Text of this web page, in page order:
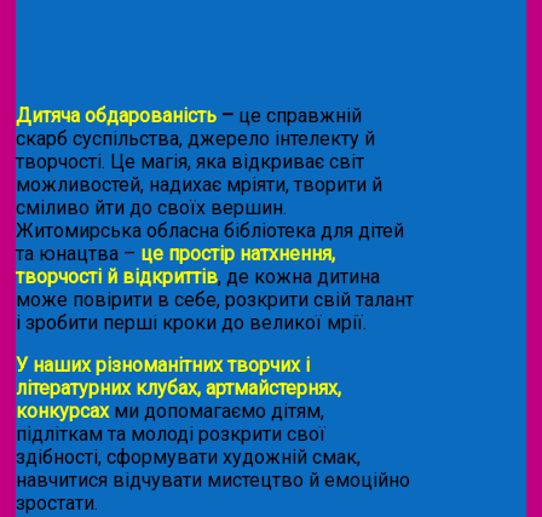
Дитяча обдарованість – це справжній
скарб суспільства, джерело інтелекту й
творчості. Це магія, яка відкриває світ
можливостей, надихає мріяти, творити й
сміливо йти до своїх вершин.
Житомирська обласна бібліотека для дітей
та юнацтва – це простір натхнення,
творчості й відкриттів, де кожна дитина
може повірити в себе, розкрити свій талант
і зробити перші кроки до великої мрії.
У наших різноманітних творчих і
літературних клубах, артмайстернях,
конкурсахми допомагаємо дітям,
підліткам та молоді розкрити свої
здібності, сформувати художній смак,
навчитися відчувати мистецтво й емоційно
зростати.